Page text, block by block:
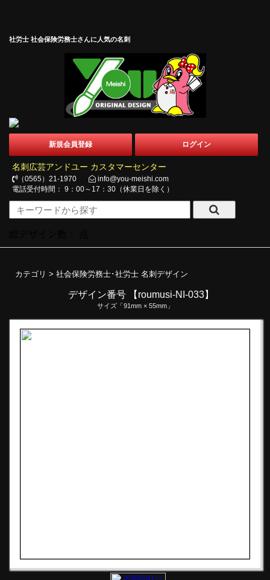
社労士 社会保険労務士さんに人気の名刺
新規会員登録 ログイン
名刺広芸アンドユー カスタマーセンター
（0565）21-1970
info@you-meishi.com
電話受付時間： 9：00～17：30（休業日を除く）
カテゴリ > 社会保険労務士･社労士 名刺デザイン
デザイン番号 【roumusi-NI-033】
サイズ「91mm × 55mm」